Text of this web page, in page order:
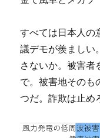
すべては日本人の
議デモが羨ましい
さないか。被害者
で。被害地そのも
つだ。詐欺は止め